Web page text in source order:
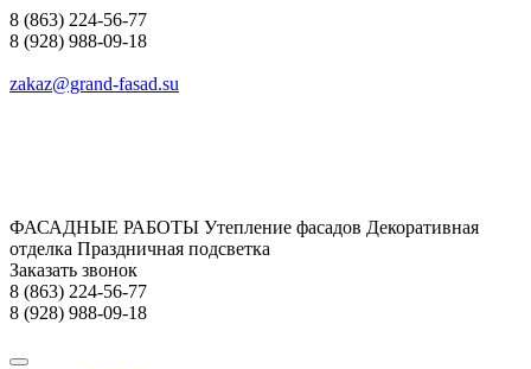
8 (863) 224-56-77
8 (928) 988-09-18
zakaz@grand-fasad.su
ФАСАДНЫЕ РАБОТЫ Утепление фасадов Декоративная
отделка Праздничная подсветка
Заказать звонок
8 (863) 224-56-77
8 (928) 988-09-18